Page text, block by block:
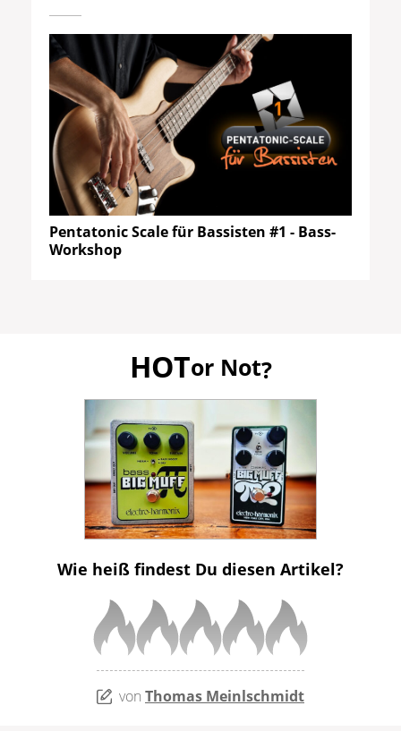
Pentatonic Scale für Bassisten #1 - Bass-
Workshop
HOTor Not?
Wie heiß findest Du diesen Artikel?
von Thomas Meinlschmidt